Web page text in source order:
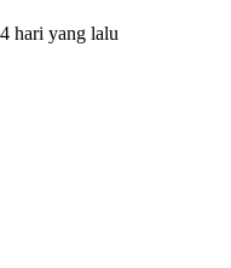
4 hari yang lalu